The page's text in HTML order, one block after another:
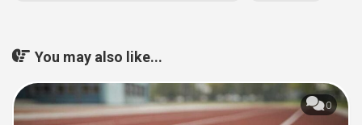
You may also like...
0